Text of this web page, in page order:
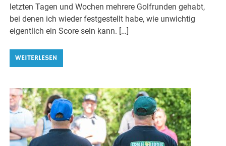
letzten Tagen und Wochen mehrere Golfrunden gehabt,
bei denen ich wieder festgestellt habe, wie unwichtig
eigentlich ein Score sein kann. […]
WEITERLESEN